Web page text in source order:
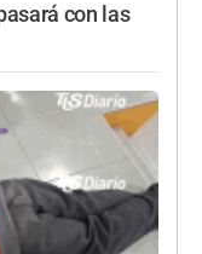
con las